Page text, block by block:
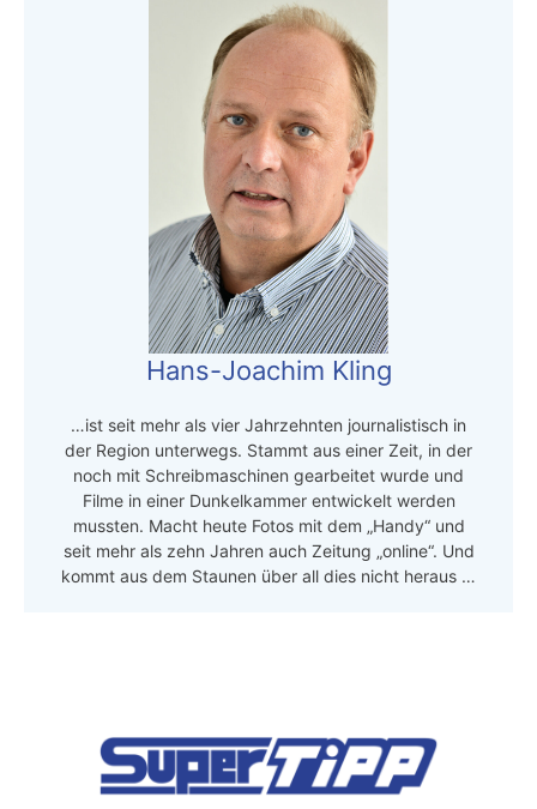
Hans-Joachim Kling
…ist seit mehr als vier Jahrzehnten journalistisch in
der Region unterwegs. Stammt aus einer Zeit, in der
noch mit Schreibmaschinen gearbeitet wurde und
Filme in einer Dunkelkammer entwickelt werden
mussten. Macht heute Fotos mit dem „Handy“ und
seit mehr als zehn Jahren auch Zeitung „online“. Und
kommt aus dem Staunen über all dies nicht heraus …